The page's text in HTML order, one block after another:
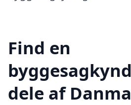
Find en
dele af